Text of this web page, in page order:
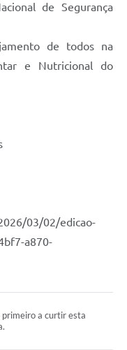
de Segurança
de todos na
e Nutricional do
03/02/edicao-
a870-
primeiro a curtir esta